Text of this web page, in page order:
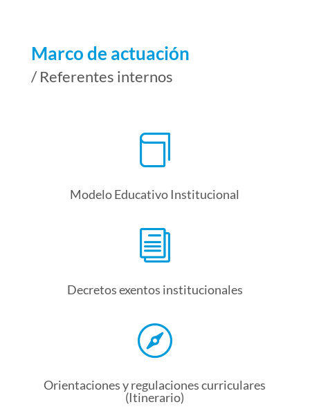
Marco de actuación
/ Referentes internos

Modelo Educativo Institucional
i
Decretos exentos institucionales

Orientaciones y regulaciones curriculares
(Itinerario)